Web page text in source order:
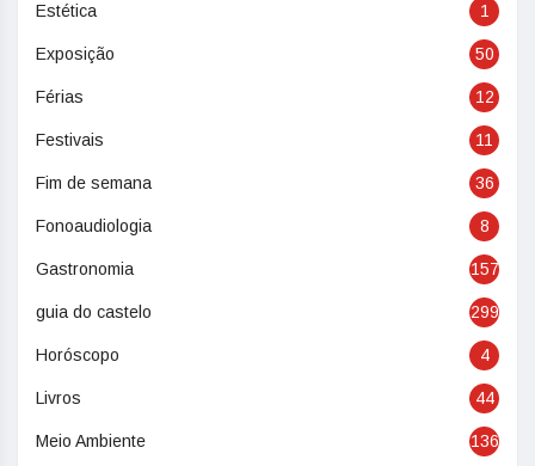
Estética 1
Exposição 50
Férias 12
Festivais 11
Fim de semana 36
Fonoaudiologia 8
Gastronomia 157
guia do castelo 299
Horóscopo 4
Livros 44
Meio Ambiente 136